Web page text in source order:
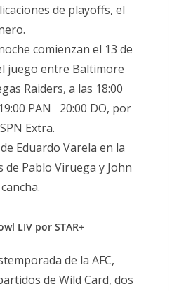
de playoffs, el
comienzan el 13 de
juego entre Baltimore
Raiders, a las 18:00
PAN 20:00 DO, por
Extra.
Eduardo Varela en la
de Pablo Viruega y John
LIV por STAR+
de la AFC,
de Wild Card, dos